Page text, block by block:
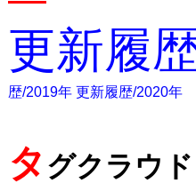
更新履
歴/2019年 更新履歴/2020年
タ グクラウ